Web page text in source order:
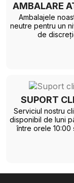
AMBALARE
Ambalajele
neutre pentru un
de
SUPORT
Serviciul nostru
disponibil de luni
între orele 10:00